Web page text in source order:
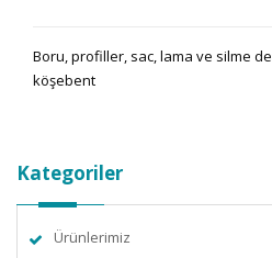
Boru, profiller, sac, lama ve silme
köşebent
Kategoriler
Ürünlerimiz